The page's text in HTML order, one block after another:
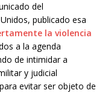
del
publicado esa
la violencia
a la agenda
de intimidar a
y judicial
evitar ser objeto de